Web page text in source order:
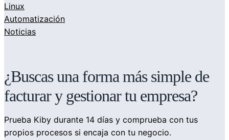
Linux
Automatización
Noticias
¿Buscas una forma más simple de
facturar y gestionar tu empresa?
Prueba Kiby durante 14 días y comprueba con tus
propios procesos si encaja con tu negocio.